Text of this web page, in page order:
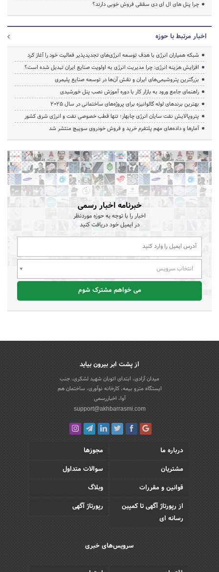
چرا پنل های ال ای دی سقفی فروش خوبی دارند؟
اخبار مرتبط با حوزه
شبکه همیاران انرژی با هدف توسعه انرژی‌های تجدیدپذیر فعالیت خود را آغاز کرد
افزایش هزینه انرژی: چرا مدیریت انرژی به اولویت صنایع ایران تبدیل شده است؟
بزرگترین پتروشیمی‌های ایران و نقش آن‌ها در توسعه صنایع پلیمری
راهنمای جامع ورود به بازار کار با دوره آموزش نصب پنل خورشیدی
بهترین برندهای لوله گالوانیزه برای پروژه‌های ساختمانی در سال ۲۰۲۵
پتروپالایش نفت سایان انرژی چابهار؛ تنها قطب خصوصی نفت و انرژی شرق کشور
آمارها و داده‌های مهم پلتفرم خرید و فروش خودروی سوییچ منتشر شد
خبرنامه اخبار رسمی
اخبار را با توجه به حوزه موردنظر
در ایمیل خود دریافت کنید
انتخاب سرویس
می خواهم مشترک شوم
از پشت ابر بیرون بیاید
میدان آزادی، ابتدای اتوبان شهید لشکری، جنب
ایستگاه مترو بیمه، کارخانه نوآوری، ساختمان هم
آوا، اخباررسمی
support@akhbarrasmi.com
درباره ما
مجوزها
مشتریان
سوالات متداول
قوانین و مقررات
وبلاگ
از رپورتاژ آگهی تا کمپین
رسانه ای
رپورتاژ آگهی
سرویس‌های خبری